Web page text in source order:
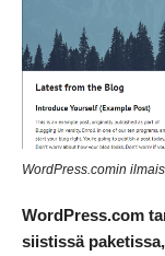
WordPress.comin
WordPress.com
siistissä paketissa,